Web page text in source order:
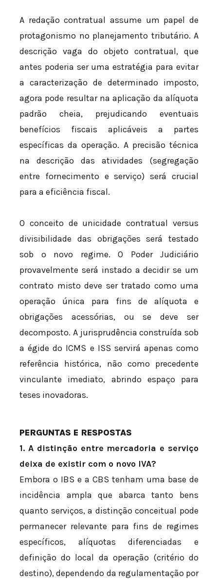
A redação contratual assume um papel de
protagonismo no planejamento tributário. A
descrição vaga do objeto contratual, que
antes poderia ser uma estratégia para evitar
a caracterização de determinado imposto,
agora pode resultar na aplicação da alíquota
padrão cheia, prejudicando eventuais
benefícios fiscais aplicáveis a partes
específicas da operação. A precisão técnica
na descrição das atividades (segregação
entre fornecimento e serviço) será crucial
para a eficiência fiscal.
O conceito de unicidade contratual versus
divisibilidade das obrigações será testado
sob o novo regime. O Poder Judiciário
provavelmente será instado a decidir se um
contrato misto deve ser tratado como uma
operação única para fins de alíquota e
obrigações acessórias, ou se deve ser
decomposto. A jurisprudência construída sob
a égide do ICMS e ISS servirá apenas como
referência histórica, não como precedente
vinculante imediato, abrindo espaço para
teses inovadoras.
PERGUNTAS E RESPOSTAS
1. A distinção entre mercadoria e serviço
deixa de existir com o novo IVA?
Embora o IBS e a CBS tenham uma base de
incidência ampla que abarca tanto bens
quanto serviços, a distinção conceitual pode
permanecer relevante para fins de regimes
específicos, alíquotas diferenciadas e
definição do local da operação (critério do
destino), dependendo da regulamentação por